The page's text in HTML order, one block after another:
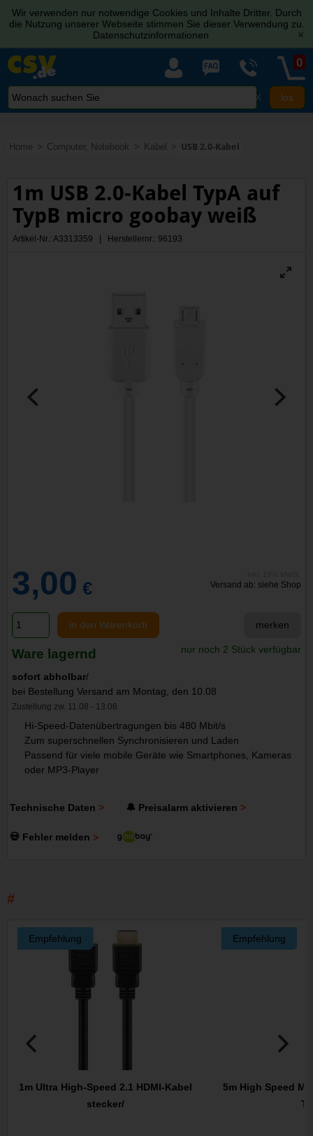
Wir verwenden nur notwendige Cookies und Inhalte Dritter. Durch
die Nutzung unserer Webseite stimmen Sie dieser Verwendung zu.
Datenschutzinformationen
[x]
X
0
Home Computer, Notebook Kabel USB 2.0-Kabel
1m USB 2.0-Kabel TypA auf
TypB micro goobay weiß
Artikel-Nr.: A3313359 | Herstellernr.: 96193
3,00 € Versand ab: siehe Shop
in den Warenkorb merken
Ware lagernd nur noch 2 Stück verfügbar
sofort abholbar/
bei Bestellung Versand am Montag, den 10.08
Zustellung zw. 11.08 - 13.08
Hi-Speed-Datenübertragungen bis 480 Mbit/s
Zum superschnellen Synchronisieren und Laden
Passend für viele mobile Geräte wie Smartphones, Kameras
oder MP3-Player
Technische Daten 🔔 Preisalarm aktivieren
💀 Fehler melden
Empfehlung
1m Ultra High-Speed 2.1 HDMI-Kabel
stecker/
Empfehlung
5m High Speed